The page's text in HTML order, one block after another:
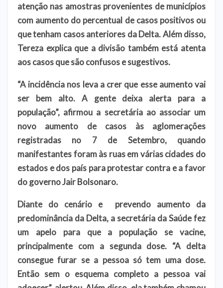
atenção nas amostras provenientes de municípios
com aumento do percentual de casos positivos ou
que tenham casos anteriores da Delta. Além disso,
Tereza explica que a divisão também está atenta
aos casos que são confusos e sugestivos.
“A incidência nos leva a crer que esse aumento vai
ser bem alto. A gente deixa alerta para a
população”, afirmou a secretária ao associar um
novo aumento de casos às aglomerações
registradas no 7 de Setembro, quando
manifestantes foram às ruas em várias cidades do
estados e dos país para protestar contra e a favor
do governo Jair Bolsonaro.
Diante do cenário e prevendo aumento da
predominância da Delta, a secretária da Saúde fez
um apelo para que a população se vacine,
principalmente com a segunda dose. “A delta
consegue furar se a pessoa só tem uma dose.
Então sem o esquema completo a pessoa vai